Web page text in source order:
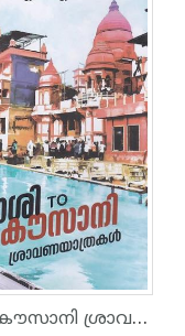
കാശി TO കൗസാനി ശ്രാവണയാത്രകൾ